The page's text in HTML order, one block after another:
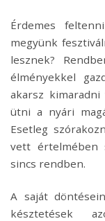
Érdemes
megyünk
lesznek?
élményekkel
akarsz
ütni a nyári
Esetleg
vett értelmében
sincs rendben.
A saját
késztetések